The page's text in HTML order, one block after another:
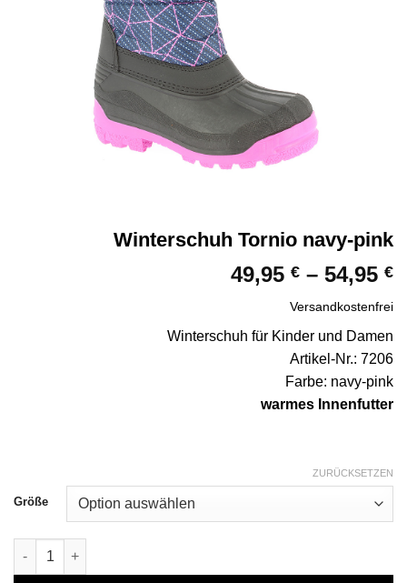
Winterschuh Tornio navy-pink
49,95 € – 54,95 €
Versandkostenfrei
Winterschuh für Kinder und Damen
Artikel-Nr.: 7206
Farbe: navy-pink
warmes Innenfutter
Größe
ZURÜCKSETZEN
Winterschuh Tornio navy-pink Menge